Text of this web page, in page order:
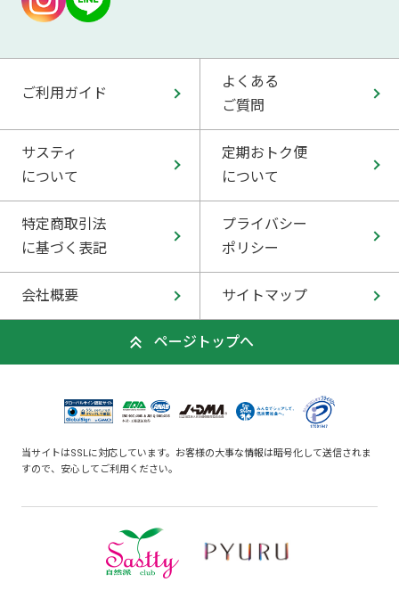
ご利用ガイド
よくある
ご質問
サスティ
について
定期おトク便
について
特定商取引法
に基づく表記
プライバシー
ポリシー
会社概要 サイトマップ
ページトップへ
当サイトはSSLに対応しています。お客様の大事な情報は暗号化して送信されま
すので、安心してご利用ください。